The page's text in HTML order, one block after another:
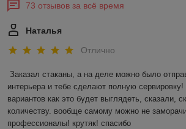
73 отзывов за всё время
Наталья
Отлично
Заказал стаканы, а на деле можно было
интерьера и тебе сделают полную
вариантов как это будет выглядеть, сказали,
количеству. вообще самому можно не
профессионалы! крутяк! спасибо